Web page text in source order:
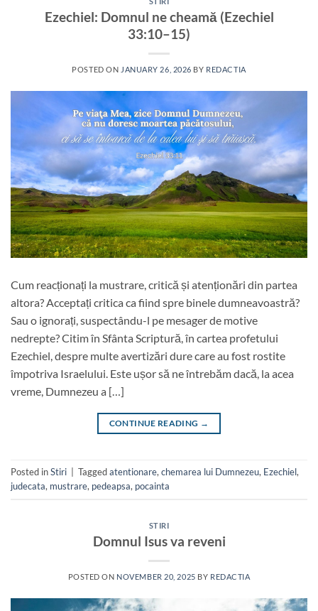
Ezechiel: Domnul ne cheamă (Ezechiel
33:10–15)
POSTED ON JANUARY 26, 2026 BY REDACTIA
Cum reacționați la mustrare, critică și atenționări din partea
altora? Acceptați critica ca fiind spre binele dumneavoastră?
Sau o ignorați, suspectându-l pe mesager de motive
nedrepte? Citim în Sfânta Scriptură, în cartea profetului
Ezechiel, despre multe avertizări dure care au fost rostite
împotriva Israelului. Este ușor să ne întrebăm dacă, la acea
vreme, Dumnezeu a […]
CONTINUE READING →
Posted inStiri Taggedatentionare, chemarea lui Dumnezeu, Ezechiel,
judecata, mustrare, pedeapsa, pocainta
STIRI
Domnul Isus va reveni
POSTED ON NOVEMBER 20, 2025 BY REDACTIA